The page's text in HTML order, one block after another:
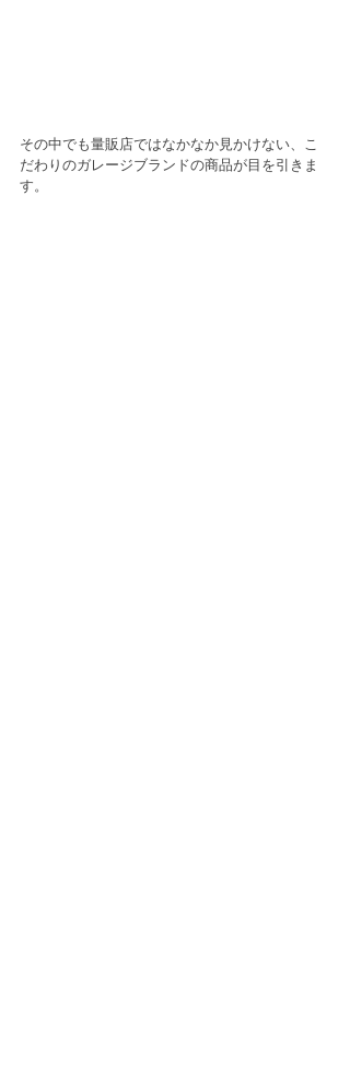
その中でも量販店ではなかなか見かけない、こ
だわりのガレージブランドの商品が目を引きま
す。